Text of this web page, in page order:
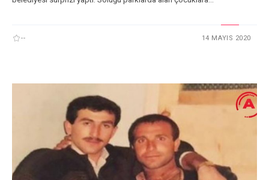
-- 14 MAYIS 2020